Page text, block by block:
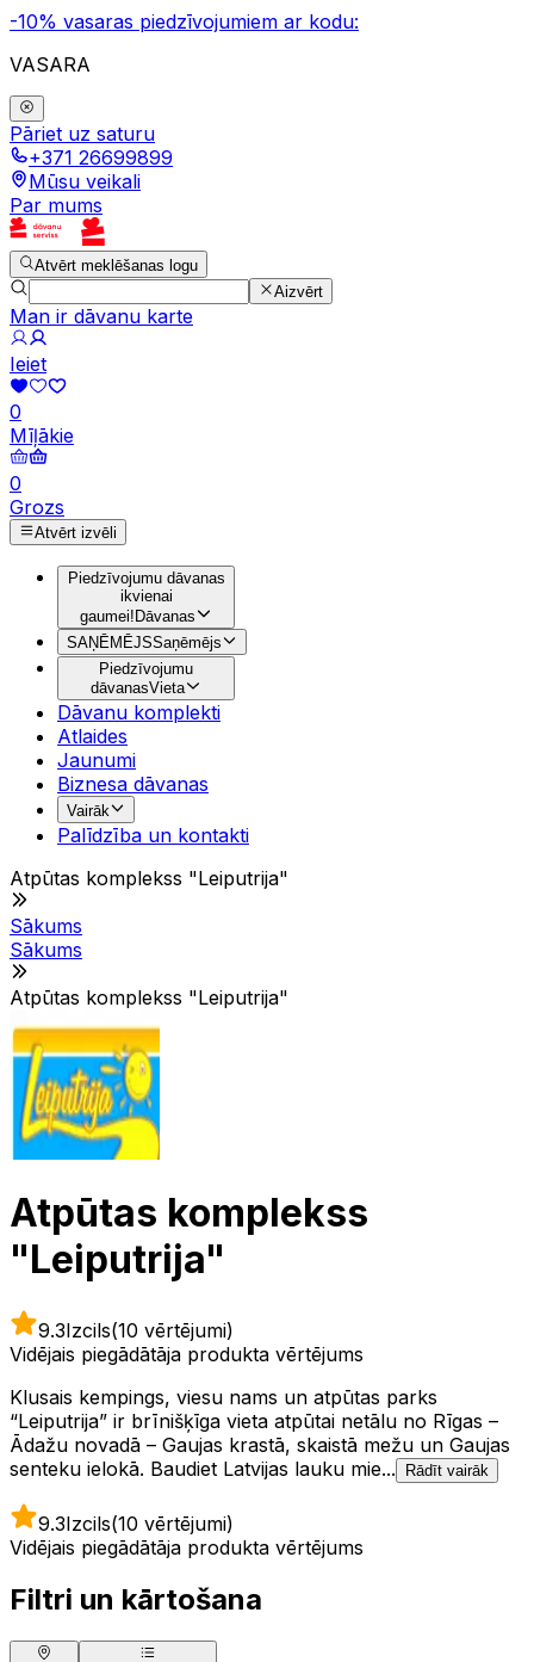
-10% vasaras piedzīvojumiem ar kodu:
VASARA
Pāriet uz saturu
+371 26699899
Mūsu veikali
Par mums
Atvērt meklēšanas logu
Aizvērt
Man ir dāvanu karte
Ieiet
0
Mīļākie
0
Grozs
Atvērt izvēli
Piedzīvojumu dāvanas
ikvienai
gaumei!Dāvanas
SAŅĒMĒJSSaņēmējs
Piedzīvojumu
dāvanasVieta
Dāvanu komplekti
Atlaides
Jaunumi
Biznesa dāvanas
Vairāk
Palīdzība un kontakti
Atpūtas komplekss "Leiputrija"
Sākums
Sākums
Atpūtas komplekss "Leiputrija"
Atpūtas komplekss
"Leiputrija"
9.3Izcils(10 vērtējumi)
Vidējais piegādātāja produkta vērtējums
Klusais kempings, viesu nams un atpūtas parks
“Leiputrija” ir brīnišķīga vieta atpūtai netālu no Rīgas –
Ādažu novadā – Gaujas krastā, skaistā mežu un Gaujas
senteku ielokā. Baudiet Latvijas lauku mie...
Rādīt vairāk
9.3Izcils(10 vērtējumi)
Vidējais piegādātāja produkta vērtējums
Filtri un kārtošana